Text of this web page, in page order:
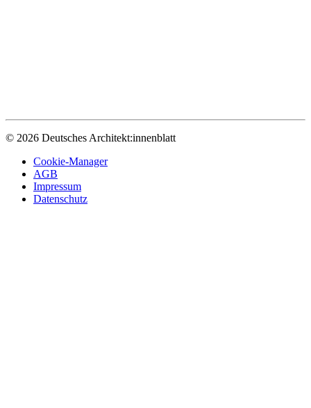
© 2026 Deutsches Architekt:innenblatt
Cookie-Manager
AGB
Impressum
Datenschutz